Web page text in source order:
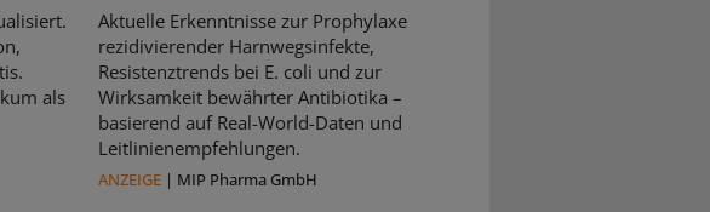
als
Aktuelle Erkenntnisse zur Prophylaxe
rezidivierender Harnwegsinfekte,
Resistenztrends bei E. coli und zur
Wirksamkeit bewährter Antibiotika –
basierend auf Real-World-Daten und
Leitlinienempfehlungen.
ANZEIGE| MIP Pharma GmbH